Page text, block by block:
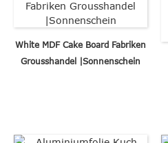
White MDF Cake Board Fabriken
Grousshandel |Sonnenschein